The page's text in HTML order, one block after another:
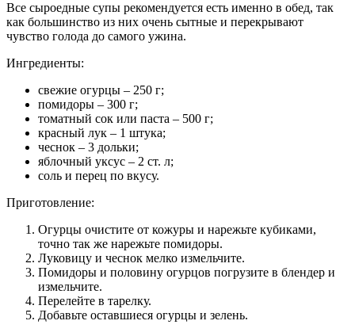
Все сыроедные супы рекомендуется есть именно в обед, так
как большинство из них очень сытные и перекрывают
чувство голода до самого ужина.
Ингредиенты:
свежие огурцы – 250 г;
помидоры – 300 г;
томатный сок или паста – 500 г;
красный лук – 1 штука;
чеснок – 3 дольки;
яблочный уксус – 2 ст. л;
соль и перец по вкусу.
Приготовление:
Огурцы очистите от кожуры и нарежьте кубиками,
точно так же нарежьте помидоры.
Луковицу и чеснок мелко измельчите.
Помидоры и половину огурцов погрузите в блендер и
измельчите.
Перелейте в тарелку.
Добавьте оставшиеся огурцы и зелень.